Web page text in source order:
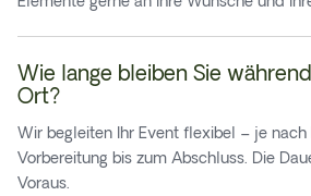
Wie lange bleiben Sie
Ort?
Wir begleiten Ihr Event flexibel – je
Vorbereitung bis zum Abschluss. Die
Voraus.